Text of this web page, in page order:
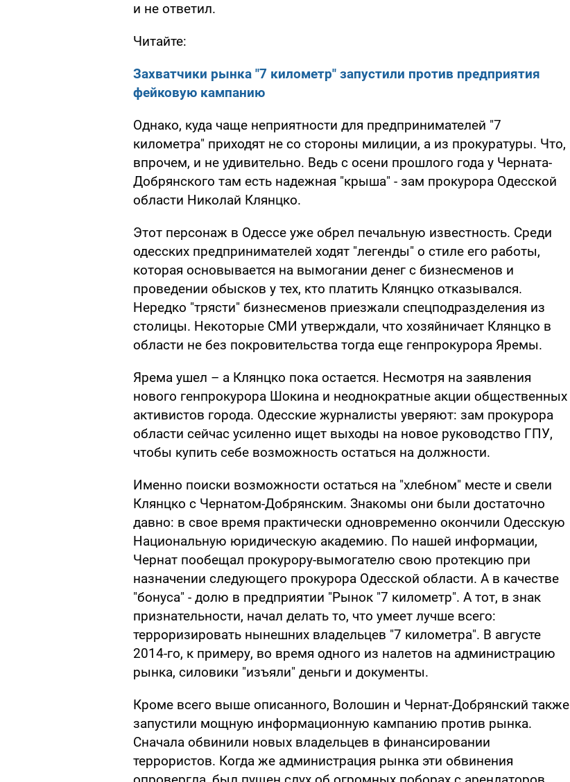
и не ответил.
Читайте:
Захватчики рынка "7 километр" запустили против предприятия
фейковую кампанию
Однако, куда чаще неприятности для предпринимателей "7
километра" приходят не со стороны милиции, а из прокуратуры. Что,
впрочем, и не удивительно. Ведь с осени прошлого года у Черната-
Добрянского там есть надежная "крыша" - зам прокурора Одесской
области Николай Клянцко.
Этот персонаж в Одессе уже обрел печальную известность. Среди
одесских предпринимателей ходят "легенды" о стиле его работы,
которая основывается на вымогании денег с бизнесменов и
проведении обысков у тех, кто платить Клянцко отказывался.
Нередко "трясти" бизнесменов приезжали спецподразделения из
столицы. Некоторые СМИ утверждали, что хозяйничает Клянцко в
области не без покровительства тогда еще генпрокурора Яремы.
Ярема ушел – а Клянцко пока остается. Несмотря на заявления
нового генпрокурора Шокина и неоднократные акции общественных
активистов города. Одесские журналисты уверяют: зам прокурора
области сейчас усиленно ищет выходы на новое руководство ГПУ,
чтобы купить себе возможность остаться на должности.
Именно поиски возможности остаться на "хлебном" месте и свели
Клянцко с Чернатом-Добрянским. Знакомы они были достаточно
давно: в свое время практически одновременно окончили Одесскую
Национальную юридическую академию. По нашей информации,
Чернат пообещал прокурору-вымогателю свою протекцию при
назначении следующего прокурора Одесской области. А в качестве
"бонуса" - долю в предприятии "Рынок "7 километр". А тот, в знак
признательности, начал делать то, что умеет лучше всего:
терроризировать нынешних владельцев "7 километра". В августе
2014-го, к примеру, во время одного из налетов на администрацию
рынка, силовики "изъяли" деньги и документы.
Кроме всего выше описанного, Волошин и Чернат-Добрянский также
запустили мощную информационную кампанию против рынка.
Сначала обвинили новых владельцев в финансировании
террористов. Когда же администрация рынка эти обвинения